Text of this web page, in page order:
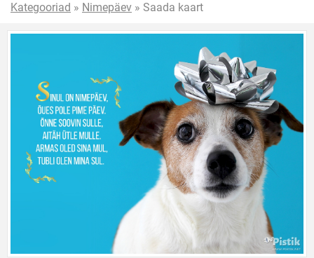
Kategooriad » Nimepäev » Saada kaart